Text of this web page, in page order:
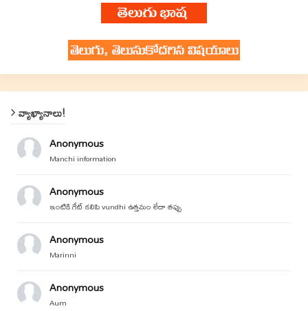
వ్యాఖ్యానాలు!
Anonymous
Manchi information
Anonymous
ఇంటికి గేట్ కలిపి vundhi ఉత్తమం లేదా తప్పు
Anonymous
Marinni
Anonymous
Aum